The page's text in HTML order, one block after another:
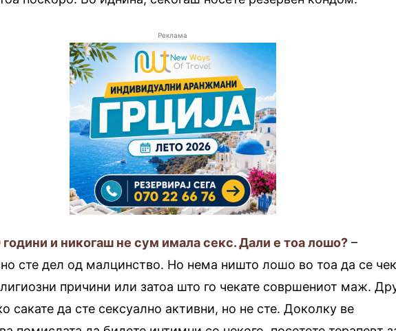
Реклама
и никогаш не сум имала секс. Дали е тоа лошо? –
сте дел од малцинство. Но нема ништо лошо во тоа да се
причини или затоа што го чекате совршениот маж.
сакате да сте сексуално активни, но не сте. Доколку ве